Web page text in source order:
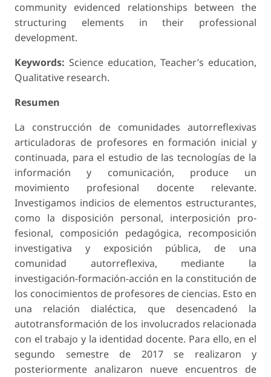
community evidenced relationships between the
structuring elements in their professional
development.
Keywords: Science education, Teacher’s education,
Qualitative research.
Resumen
La construcción de comunidades autorreflexivas
articuladoras de profesores en for­mación inicial y
continuada, para el estudio de las tecnologías de la
información y comunicación, produce un
movimiento profesional docente relevante.
Investigamos indicios de elementos estructurantes,
como la disposición personal, interposición pro­
fesional, composición pedagógica, recomposición
investigativa y exposición pública, de una
comunidad autorreflexiva, mediante la
investigación-formación-acción en la constitución de
los conocimientos de profesores de ciencias. Esto en
una relación dialéctica, que desencadenó la
autotransformación de los involucrados relacionada
con el trabajo y la identidad docente. Para ello, en el
segundo semestre de 2017 se realizaron y
posteriormente analizaron nueve encuentros de